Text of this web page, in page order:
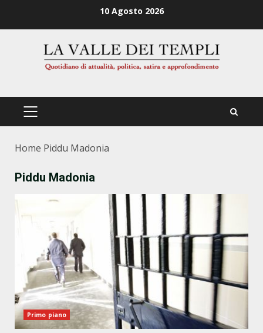
10 Agosto 2026
PRIMÄRES
Home Piddu Madonia
Piddu Madonia
Primo piano